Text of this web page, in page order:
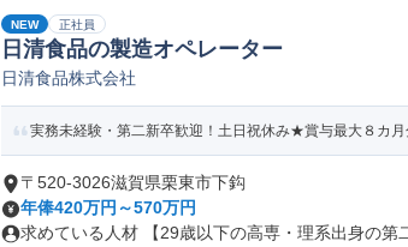
NEW 正社員
日清食品の製造オペレーター
日清食品株式会社
実務未経験・第二新卒歓迎！土日祝休み★賞与最大８カ月
〒520-3026滋賀県栗東市下鈎
年俸420万円～570万円
求めている人材 【29歳以下の高専・理系出身の第